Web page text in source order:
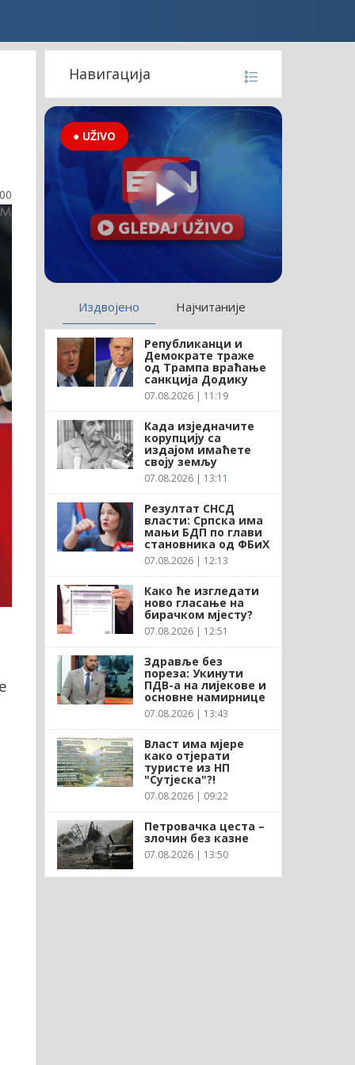
Навигација
● UŽIVO
Издвојено Најчитаније
Републиканци и
Демократе траже
од Трампа враћање
санкција Додику
07.08.2026 | 11:19
Када изједначите
корупцију са
издајом имаћете
своју земљу
07.08.2026 | 13:11
Резултат СНСД
власти: Српска има
мањи БДП по глави
становника од ФБиХ
07.08.2026 | 12:13
Како ће изгледати
ново гласање на
бирачком мјесту?
07.08.2026 | 12:51
Здравље без
пореза: Укинути
ПДВ-а на лијекове и
основне намирнице
07.08.2026 | 13:43
Власт има мјере
како отјерати
туристе из НП
"Сутјеска"?!
07.08.2026 | 09:22
Петровачка цеста –
злочин без казне
07.08.2026 | 13:50